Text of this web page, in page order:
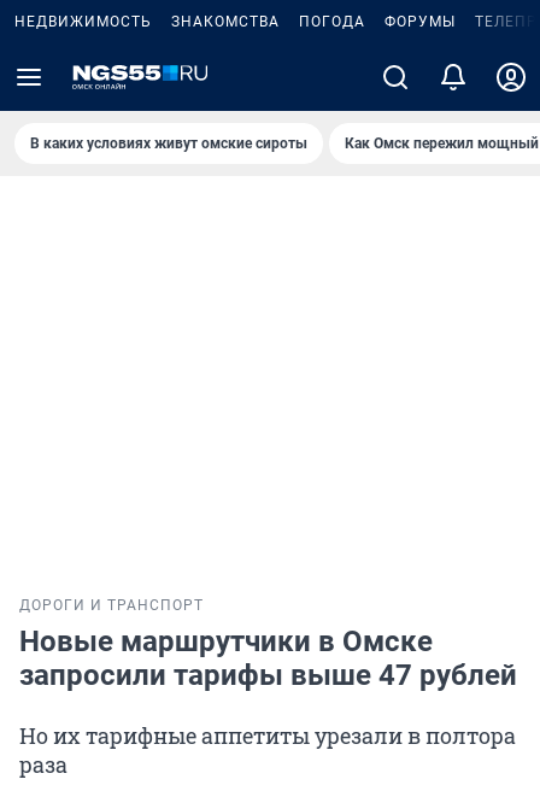
НЕДВИЖИМОСТЬ ЗНАКОМСТВА ПОГОДА ФОРУМЫ
В каких условиях живут омские сироты Как Омск пережил мощный
ДОРОГИ И ТРАНСПОРТ
Новые маршрутчики в Омске
запросили тарифы выше 47 рублей
Но их тарифные аппетиты урезали в полтора
раза